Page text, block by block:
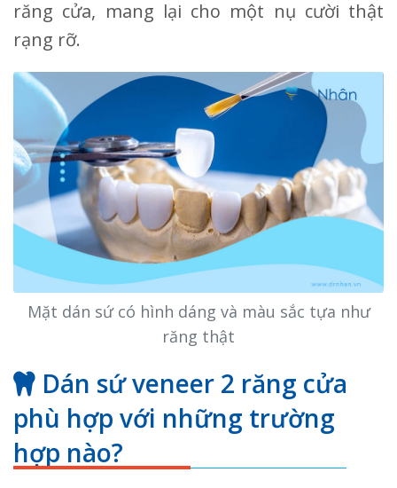
răng cửa, mang lại cho một nụ cười thật
rạng rỡ.
Mặt dán sứ có hình dáng và màu sắc tựa như
răng thật
Dán sứ veneer 2 răng cửa
phù hợp với những trường
hợp nào?